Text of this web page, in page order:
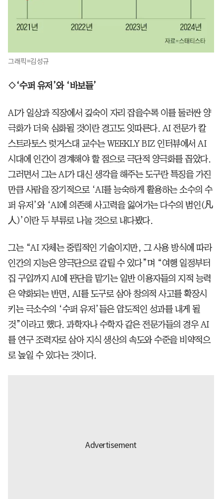
그래픽=김성규
◇‘수퍼 유저’와 ‘바보들’
AI가 일상과 직장에서 깊숙이 자리 잡을수록 이를 둘러싼 양
극화가 더욱 심화될 것이란 경고도 잇따른다. AI 전문가 칼
스트라토스 럿거스대 교수는 WEEKLY BIZ 인터뷰에서 AI
시대에 인간이 경계해야 할 점으로 극단적 양극화를 꼽았다.
그러면서 그는 AI가 대신 생각을 해주는 도구란 특징을 가진
만큼 사람을 장기적으로 ‘AI를 능숙하게 활용하는 소수의 수
퍼 유저’와 ‘AI에 의존해 사고력을 잃어가는 다수의 범인(凡
人)’이란 두 부류로 나눌 것으로 내다봤다.
그는 “AI 자체는 중립적인 기술이지만, 그 사용 방식에 따라
인간의 지능은 양극단으로 갈릴 수 있다”며 “여행 일정부터
집 구입까지 AI에 판단을 맡기는 일반 이용자들의 지적 능력
은 약화되는 반면, AI를 도구로 삼아 창의적 사고를 확장시
키는 극소수의 ‘수퍼 유저’들은 압도적인 성과를 내게 될
것”이라고 했다. 과학자나 수학자 같은 전문가들의 경우 AI
를 연구 조력자로 삼아 지식 생산의 속도와 수준을 비약적으
로 높일 수 있다는 것이다.